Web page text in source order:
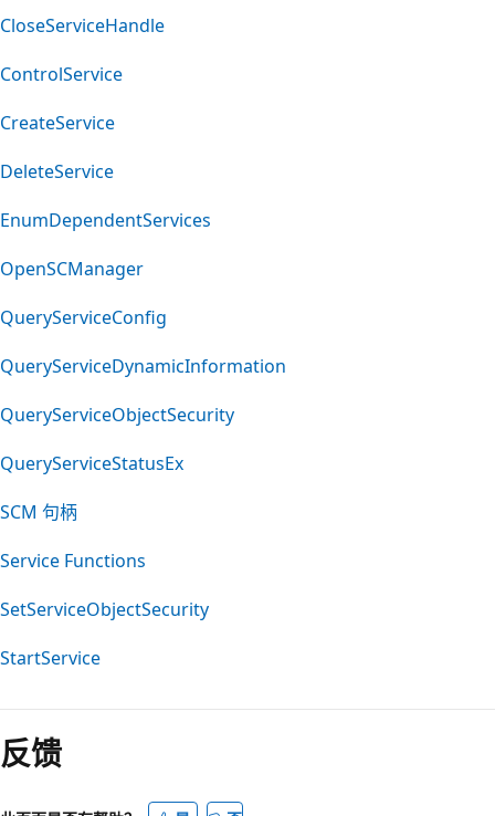
CloseServiceHandle
ControlService
CreateService
DeleteService
EnumDependentServices
OpenSCManager
QueryServiceConfig
QueryServiceDynamicInformation
QueryServiceObjectSecurity
QueryServiceStatusEx
SCM 句柄
Service Functions
SetServiceObjectSecurity
StartService
读
模
已
反馈